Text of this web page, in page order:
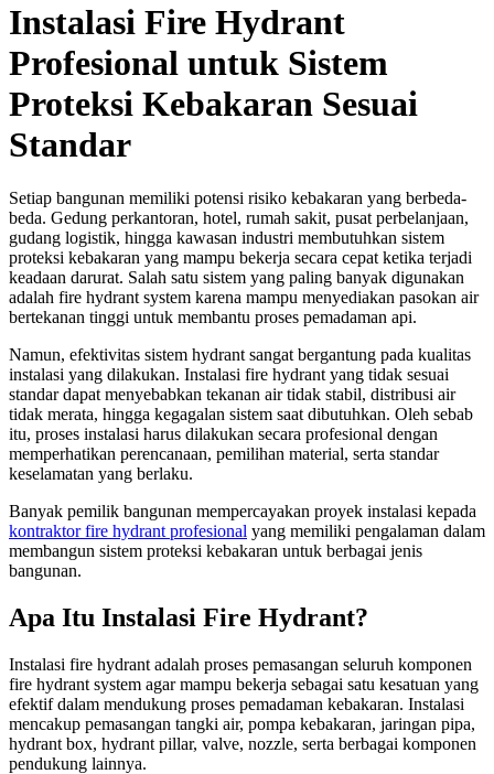
Instalasi Fire Hydrant
Profesional untuk Sistem
Proteksi Kebakaran Sesuai
Standar
Setiap bangunan memiliki potensi risiko kebakaran yang berbeda-
beda. Gedung perkantoran, hotel, rumah sakit, pusat perbelanjaan,
gudang logistik, hingga kawasan industri membutuhkan sistem
proteksi kebakaran yang mampu bekerja secara cepat ketika terjadi
keadaan darurat. Salah satu sistem yang paling banyak digunakan
adalah fire hydrant system karena mampu menyediakan pasokan air
bertekanan tinggi untuk membantu proses pemadaman api.
Namun, efektivitas sistem hydrant sangat bergantung pada kualitas
instalasi yang dilakukan. Instalasi fire hydrant yang tidak sesuai
standar dapat menyebabkan tekanan air tidak stabil, distribusi air
tidak merata, hingga kegagalan sistem saat dibutuhkan. Oleh sebab
itu, proses instalasi harus dilakukan secara profesional dengan
memperhatikan perencanaan, pemilihan material, serta standar
keselamatan yang berlaku.
Banyak pemilik bangunan mempercayakan proyek instalasi kepada
kontraktor fire hydrant profesional yang memiliki pengalaman dalam
membangun sistem proteksi kebakaran untuk berbagai jenis
bangunan.
Apa Itu Instalasi Fire Hydrant?
Instalasi fire hydrant adalah proses pemasangan seluruh komponen
fire hydrant system agar mampu bekerja sebagai satu kesatuan yang
efektif dalam mendukung proses pemadaman kebakaran. Instalasi
mencakup pemasangan tangki air, pompa kebakaran, jaringan pipa,
hydrant box, hydrant pillar, valve, nozzle, serta berbagai komponen
pendukung lainnya.